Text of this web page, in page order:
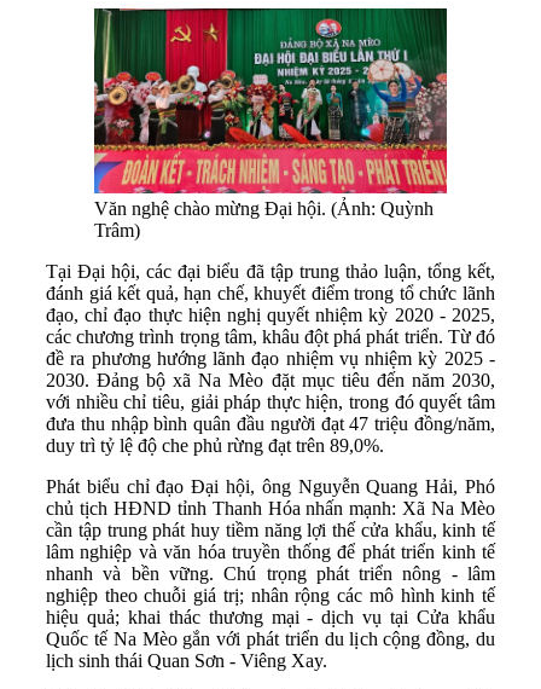
Văn nghệ chào mừng Đại hội. (Ảnh: Quỳnh
Trâm)
Tại Đại hội, các đại biểu đã tập trung thảo luận, tổng kết,
đánh giá kết quả, hạn chế, khuyết điểm trong tổ chức lãnh
đạo, chỉ đạo thực hiện nghị quyết nhiệm kỳ 2020 - 2025,
các chương trình trọng tâm, khâu đột phá phát triển. Từ đó
đề ra phương hướng lãnh đạo nhiệm vụ nhiệm kỳ 2025 -
2030. Đảng bộ xã Na Mèo đặt mục tiêu đến năm 2030,
với nhiều chỉ tiêu, giải pháp thực hiện, trong đó quyết tâm
đưa thu nhập bình quân đầu người đạt 47 triệu đồng/năm,
duy trì tỷ lệ độ che phủ rừng đạt trên 89,0%.
Phát biểu chỉ đạo Đại hội, ông Nguyễn Quang Hải, Phó
chủ tịch HĐND tỉnh Thanh Hóa nhấn mạnh: Xã Na Mèo
cần tập trung phát huy tiềm năng lợi thế cửa khẩu, kinh tế
lâm nghiệp và văn hóa truyền thống để phát triển kinh tế
nhanh và bền vững. Chú trọng phát triển nông - lâm
nghiệp theo chuỗi giá trị; nhân rộng các mô hình kinh tế
hiệu quả; khai thác thương mại - dịch vụ tại Cửa khẩu
Quốc tế Na Mèo gắn với phát triển du lịch cộng đồng, du
lịch sinh thái Quan Sơn - Viêng Xay.